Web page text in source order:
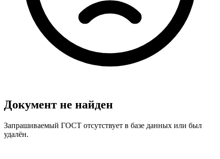
Документ не найден
Запрашиваемый ГОСТ отсутствует в базе данных или был
удалён.